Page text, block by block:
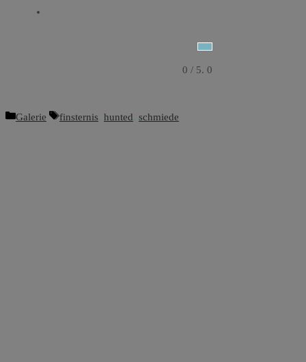
0 / 5. 0
Kategorien
Galerie Schlagwörter
finsternis, hunted, schmiede